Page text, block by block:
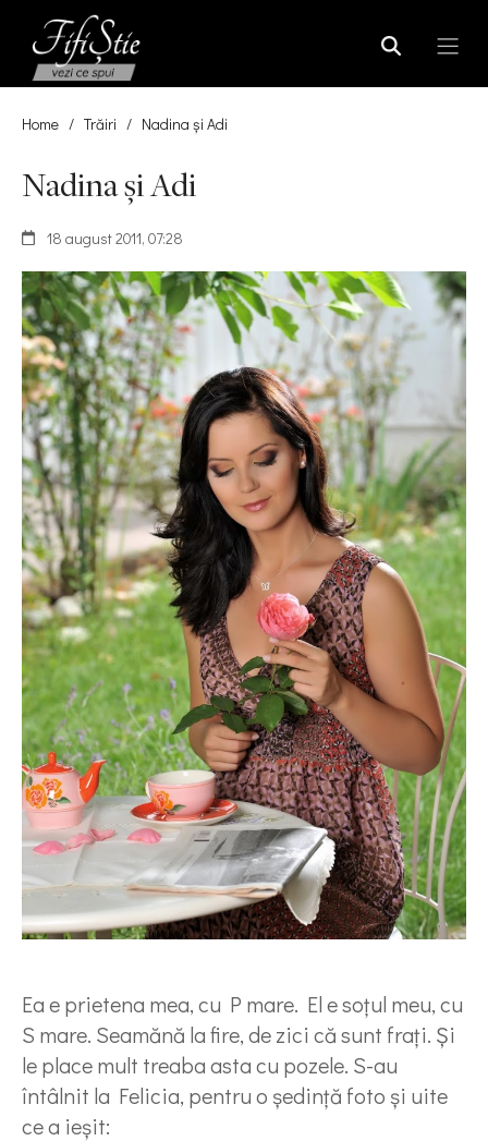
Home / Trăiri / Nadina şi Adi
Nadina şi Adi
18 august 2011, 07:28
Ea e prietena mea, cu P mare. El e soţul meu, cu
S mare. Seamănă la fire, de zici că sunt fraţi. Şi
le place mult treaba asta cu pozele. S-au
întâlnit la Felicia, pentru o şedinţă foto şi uite
ce a ieşit: